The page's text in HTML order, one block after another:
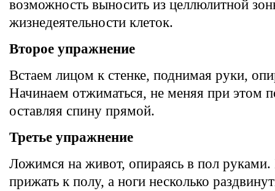
возможность выносить из целлюлитной
жизнедеятельности клеток.
Второе упражнение
Встаем лицом к стенке, поднимая руки,
Начинаем отжиматься, не меняя при этом
оставляя спину прямой.
Третье упражнение
Ложимся на живот, опираясь в пол руками.
прижать к полу, а ноги несколько